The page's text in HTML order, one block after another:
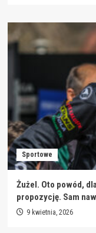
Sportowe
Żużel. Oto powód,
propozycję. Sam
9 kwietnia, 2026